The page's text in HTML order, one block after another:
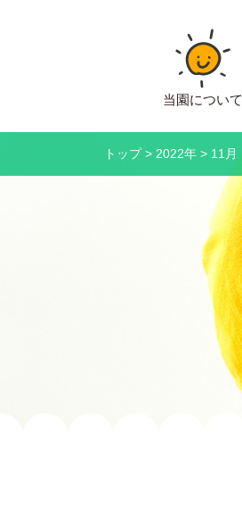
当園について
トップ> 2022年 > 11月